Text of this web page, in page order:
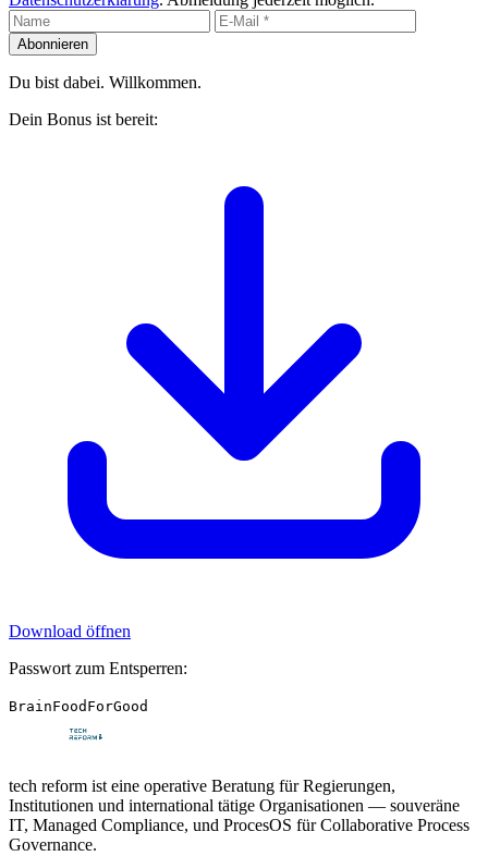
Abonnieren
Du bist dabei. Willkommen.
Dein Bonus ist bereit:
Download öffnen
Passwort zum Entsperren:
BrainFoodForGood
tech reform ist eine operative Beratung für Regierungen,
Institutionen und international tätige Organisationen — souveräne
IT, Managed Compliance, und ProcesOS für Collaborative Process
Governance.